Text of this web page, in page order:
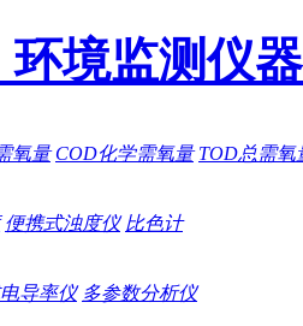
境监测仪器
氧量 COD化学需氧量 TOD总需氧
便携式浊度仪 比色计
导率仪 多参数分析仪